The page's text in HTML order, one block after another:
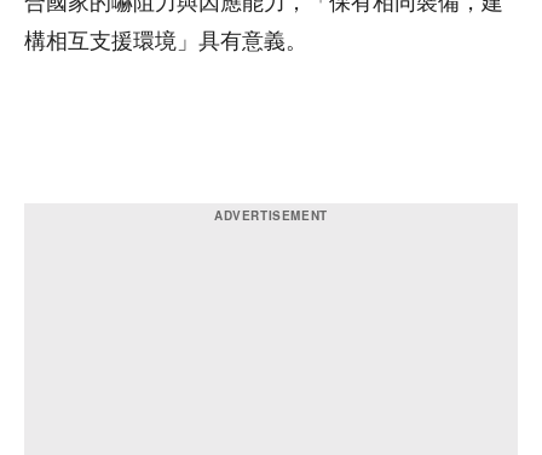
構相互支援環境」具有意義。